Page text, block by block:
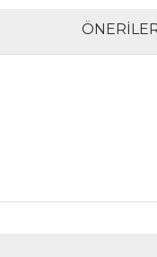
tarafımıza iletebilirsiniz.